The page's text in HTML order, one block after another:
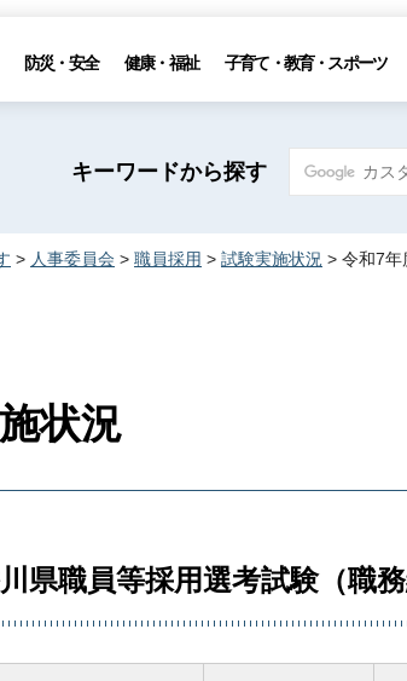
防災・安全 健康・福祉 子育て・教育・スポーツ
キーワードから探す
> 人事委員会 > 職員採用 > 試験実施状況 > 令和7年
状況
県職員等採用選考試験（職務